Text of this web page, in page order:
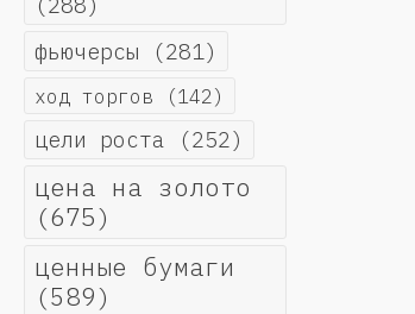
фьючерсы (281)
ход торгов (142)
цели роста (252)
цена на золото
(675)
ценные бумаги
(589)